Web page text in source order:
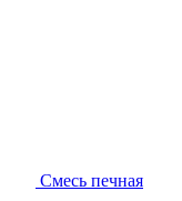
Смесь печная